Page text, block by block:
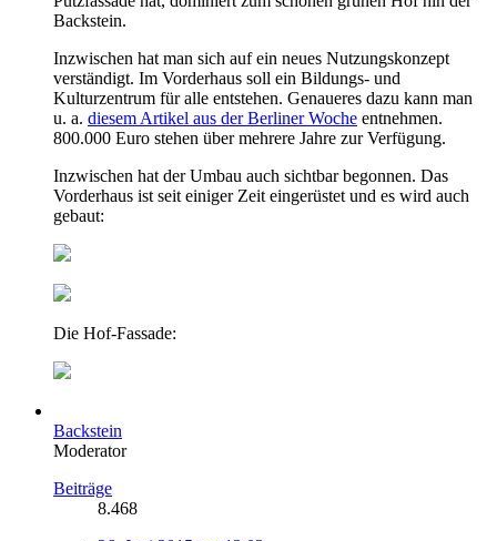
Backstein.
Inzwischen hat man sich auf ein neues Nutzungskonzept
verständigt. Im Vorderhaus soll ein Bildungs- und
Kulturzentrum für alle entstehen. Genaueres dazu kann man
u. a. diesem Artikel aus der Berliner Woche entnehmen.
800.000 Euro stehen über mehrere Jahre zur Verfügung.
Inzwischen hat der Umbau auch sichtbar begonnen. Das
Vorderhaus ist seit einiger Zeit eingerüstet und es wird auch
gebaut:
Die Hof-Fassade:
Backstein
Moderator
Beiträge
8.468